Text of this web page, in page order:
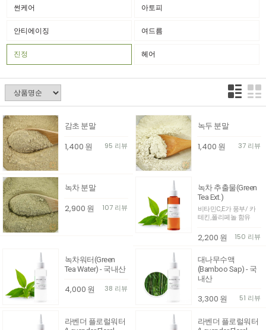
썬케어 아토피
안티에이징 여드름
진정 헤어
감초 분말
1,400 원 95 리뷰
녹두 분말
1,400 원 37 리뷰
녹차 분말
2,900 원 107 리뷰
녹차 추출물(Green
Tea Ext.)
비타민C,E가 풍부/ 카
테킨,폴리페놀 함유
2,200 원 150 리뷰
녹차워터(Green
Tea Water) - 국내산
4,000 원 38 리뷰
대나무수액
(Bamboo Sap) - 국
내산
3,300 원 51 리뷰
라벤더 플로럴워터
라벤더 플로럴워터